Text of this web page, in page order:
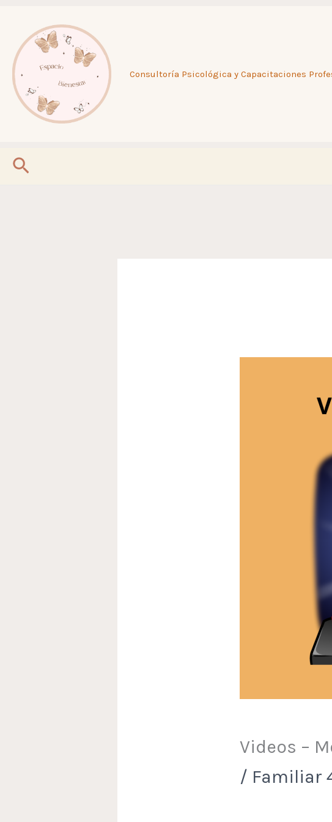
contenido
Consultoría Psicológica y Capacitaciones
Buscar
Videos –
/ Familiar